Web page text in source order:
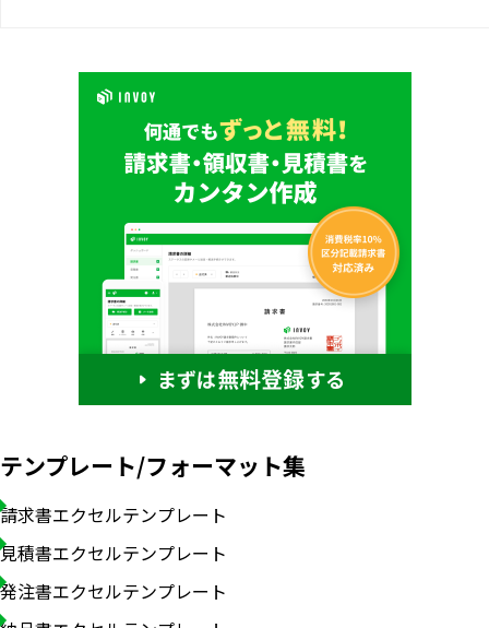
テンプレート/フォーマット集
請求書エクセルテンプレート
見積書エクセルテンプレート
発注書エクセルテンプレート